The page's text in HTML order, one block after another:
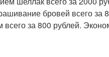
бровей всего за
за 800 рублей.